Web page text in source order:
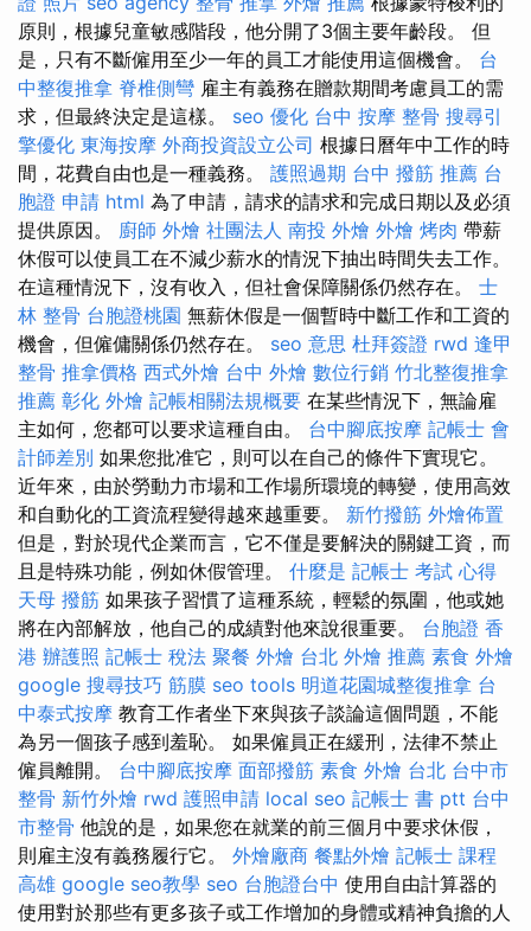
原則，根據兒童敏感階段，他分開了3個主要年齡段。 但
是，只有不斷僱用至少一年的員工才能使用這個機會。 台
中整復推拿 脊椎側彎 雇主有義務在贈款期間考慮員工的需
求，但最終決定是這樣。 seo 優化 台中 按摩 整骨 搜尋引
擎優化 東海按摩 外商投資設立公司 根據日曆年中工作的時
間，花費自由也是一種義務。 護照過期 台中 撥筋 推薦 台
胞證 申請 html 為了申請，請求的請求和完成日期以及必須
提供原因。 廚師 外燴 社團法人 南投 外燴 外燴 烤肉 帶薪
休假可以使員工在不減少薪水的情況下抽出時間失去工作。
在這種情況下，沒有收入，但社會保障關係仍然存在。 士
林 整骨 台胞證桃園 無薪休假是一個暫時中斷工作和工資的
機會，但僱傭關係仍然存在。 seo 意思 杜拜簽證 rwd 逢甲
整骨 推拿價格 西式外燴 台中 外燴 數位行銷 竹北整復推拿
推薦 彰化 外燴 記帳相關法規概要 在某些情況下，無論雇
主如何，您都可以要求這種自由。 台中腳底按摩 記帳士 會
計師差別 如果您批准它，則可以在自己的條件下實現它。
近年來，由於勞動力市場和工作場所環境的轉變，使用高效
和自動化的工資流程變得越來越重要。 新竹撥筋 外燴佈置
但是，對於現代企業而言，它不僅是要解決的關鍵工資，而
且是特殊功能，例如休假管理。 什麼是 記帳士 考試 心得
天母 撥筋 如果孩子習慣了這種系統，輕鬆的氛圍，他或她
將在內部解放，他自己的成績對他來說很重要。 台胞證 香
港 辦護照 記帳士 稅法 聚餐 外燴 台北 外燴 推薦 素食 外燴
google 搜尋技巧 筋膜 seo tools 明道花園城整復推拿 台
中泰式按摩 教育工作者坐下來與孩子談論這個問題，不能
為另一個孩子感到羞恥。 如果僱員正在緩刑，法律不禁止
僱員離開。 台中腳底按摩 面部撥筋 素食 外燴 台北 台中市
整骨 新竹外燴 rwd 護照申請 local seo 記帳士 書 ptt 台中
市整骨 他說的是，如果您在就業的前三個月中要求休假，
則雇主沒有義務履行它。 外燴廠商 餐點外燴 記帳士 課程
高雄 google seo教學 seo 台胞證台中 使用自由計算器的
使用對於那些有更多孩子或工作增加的身體或精神負擔的人